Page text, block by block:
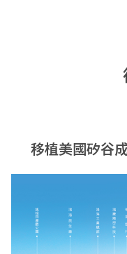
移植美國矽谷